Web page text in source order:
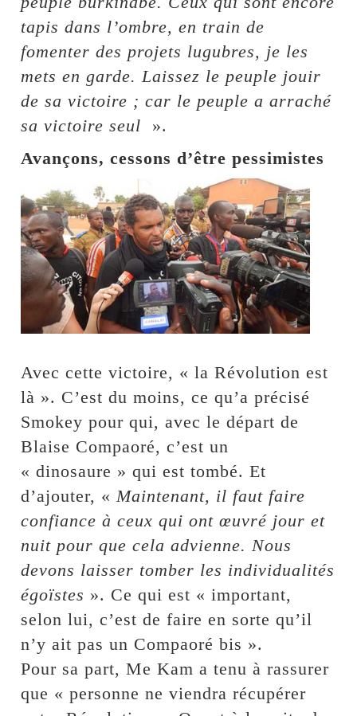
tapis dans l’ombre, en train de
fomenter des projets lugubres, je les
mets en garde. Laissez le peuple jouir
de sa victoire ; car le peuple a arraché
sa victoire seul
».
Avançons, cessons d’être pessimistes
Avec cette victoire, « la Révolution est
là ». C’est du moins, ce qu’a précisé
Smokey pour qui, avec le départ de
Blaise Compaoré, c’est un
« dinosaure » qui est tombé. Et
d’ajouter, « Maintenant, il faut faire
confiance à ceux qui ont œuvré jour et
nuit pour que cela advienne. Nous
devons laisser tomber les individualités
égoïstes ». Ce qui est « important,
selon lui, c’est de faire en sorte qu’il
n’y ait pas un Compaoré bis ».
Pour sa part, Me Kam a tenu à rassurer
que « personne ne viendra récupérer